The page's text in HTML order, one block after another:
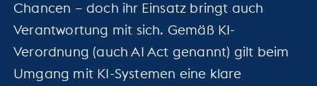
Chancen – doch ihr Einsatz bringt auch
Verantwortung mit sich. Gemäß KI-
Verordnung (auch AI Act genannt) gilt beim
Umgang mit KI-Systemen eine klare